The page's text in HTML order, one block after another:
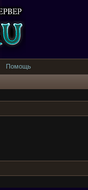
Помощь